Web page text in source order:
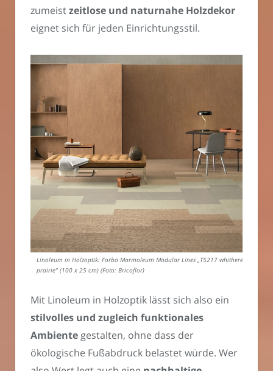
zumeistzeitlose und naturnahe Holzdekor
eignet sich für jeden Einrichtungsstil.
Linoleum in Holzoptik: Forbo Marmoleum Modular Lines „T5217 whithered
prairie“ (100 x 25 cm) (Foto: Bricoflor)
Mit Linoleum in Holzoptik lässt sich also ein
stilvolles und zugleich funktionales
Ambiente gestalten, ohne dass der
ökologische Fußabdruck belastet würde. Wer